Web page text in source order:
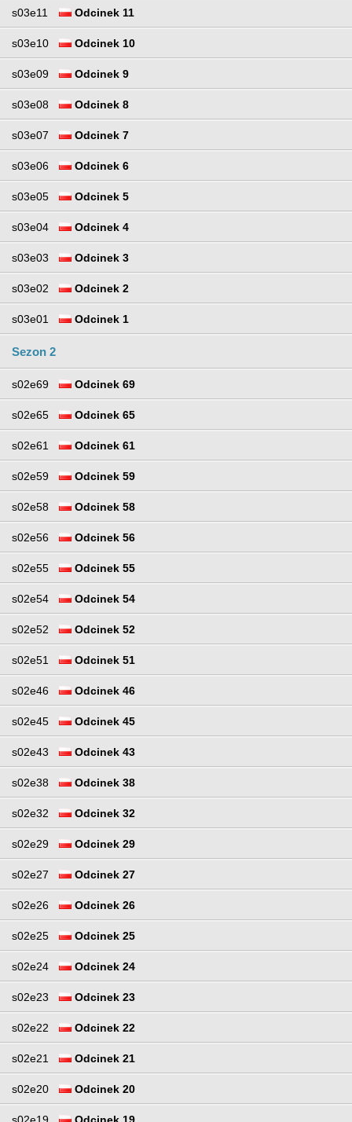
s03e11 Odcinek 11
s03e10 Odcinek 10
s03e09 Odcinek 9
s03e08 Odcinek 8
s03e07 Odcinek 7
s03e06 Odcinek 6
s03e05 Odcinek 5
s03e04 Odcinek 4
s03e03 Odcinek 3
s03e02 Odcinek 2
s03e01 Odcinek 1
Sezon 2
s02e69 Odcinek 69
s02e65 Odcinek 65
s02e61 Odcinek 61
s02e59 Odcinek 59
s02e58 Odcinek 58
s02e56 Odcinek 56
s02e55 Odcinek 55
s02e54 Odcinek 54
s02e52 Odcinek 52
s02e51 Odcinek 51
s02e46 Odcinek 46
s02e45 Odcinek 45
s02e43 Odcinek 43
s02e38 Odcinek 38
s02e32 Odcinek 32
s02e29 Odcinek 29
s02e27 Odcinek 27
s02e26 Odcinek 26
s02e25 Odcinek 25
s02e24 Odcinek 24
s02e23 Odcinek 23
s02e22 Odcinek 22
s02e21 Odcinek 21
s02e20 Odcinek 20